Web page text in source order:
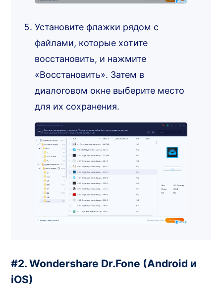
Установите флажки рядом с
файлами, которые хотите
восстановить, и нажмите
«Восстановить». Затем в
диалоговом окне выберите место
для их сохранения.
#2. Wondershare Dr.Fone (Android и
iOS)